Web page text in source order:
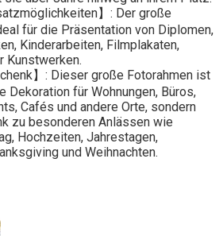
】: Der große
für die Präsentation von Diplomen,
Kinderarbeiten, Filmplakaten,
Kunstwerken.
】: Dieser große Fotorahmen ist
Dekoration für Wohnungen, Büros,
Cafés und andere Orte, sondern
zu besonderen Anlässen wie
Hochzeiten, Jahrestagen,
und Weihnachten.